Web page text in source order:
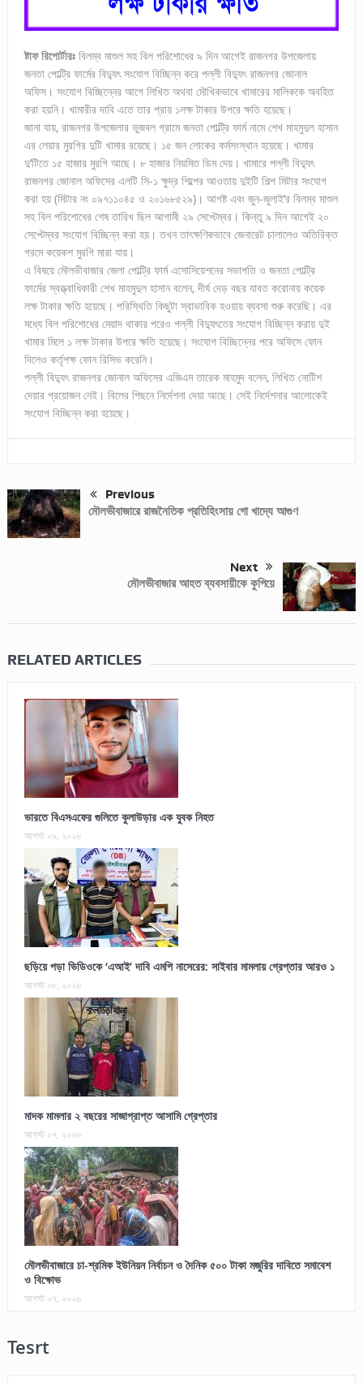
ষ্টাফ রিপোর্টারঃবিলম্ব মাশুল সহ বিল পরিশোধের ৯ দিন আগেই রাজনগর উপজেলায়
জনতা পোল্ট্রি ফার্মের বিদ্যুৎ সংযোগ বিচ্ছিন্ন করে পল্লী বিদ্যুৎ রাজনগর জোনাল
অফিস। সংযোগ বিচ্ছিন্নের আগে লিখিত অথবা মৌখিকভাবে খামারের মালিককে অবহিত
করা হয়নি। খামারীর দাবি এতে তার প্রায় ১লক্ষ টাকার উপরে ক্ষতি হয়েছে।
জানা যায়, রাজনগর উপজেলার ভুজবল গ্রামে জনতা পোল্ট্রি ফার্ম নামে শেখ মাহমুদুল হাসান
এর লেয়ার মুরগির দুটি খামার রয়েছে। ১৫ জন লোকের কর্মসংস্থান হয়েছে। খামার
দু’টিতে ১৫ হাজার মুরগি আছে। ৮ হাজার নিয়মিত ডিম দেয়। খামারে পল্লী বিদ্যুৎ
রাজনগর জোনাল অফিসের এলটি সি-১ ক্ষুদ্র শিল্পের আওতায় দুইটি শিল্প মিটার সংযোগ
করা হয় (মিটার নং ০৯৭১১০৪৫ ও ২০১৬৮৫২৯)। আগষ্ট এবং জুন-জুলাই’র বিলম্ব মাশুল
সহ বিল পরিশোধের শেষ তারিখ ছিল আগামী ২৯ সেপ্টেম্বর। কিন্তু ৯ দিন আগেই ২০
সেপ্টেম্বর সংযোগ বিচ্ছিন্ন করা হয়। তখন তাৎক্ষণিকভাবে জেনারেট চালালেও অতিরিক্ত
গরমে কয়েকশ মুরগি মারা যায়।
এ বিষয়ে মৌলভীবাজার জেলা পোল্ট্রি ফার্ম এসোসিয়েশনের সভাপতি ও জনতা পোল্ট্রি
ফার্মের স্বত্ত্বাধিকারী শেখ মাহমুদুল হাসান বলেন, দীর্ঘ দেড় বছর যাবত করোনায় কয়েক
লক্ষ টাকার ক্ষতি হয়েছে। পরিস্থিতি কিছুটা স্বাভাবিক হওয়ায় ব্যবসা শুরু করেছি। এর
মধ্যে বিল পরিশোধের মেয়াদ থাকার পরেও পল্লী বিদ্যুৎতের সংযোগ বিচ্ছিন্ন করায় দুই
খামার মিলে ১ লক্ষ টাকার উপরে ক্ষতি হয়েছে। সংযোগ বিচ্ছিন্নের পরে অফিসে ফোন
দিলেও কর্তৃপক্ষ ফোন রিসিভ করেনি।
পল্লী বিদ্যুৎ রাজনগর জোনাল অফিসের এজিএম তারেক মাহমুদ বলেন, লিখিত নোটিশ
দেয়ার প্রয়োজন নেই। বিলের পিছনে নির্দেশনা দেয়া আছে। সেই নির্দেশনার আলোকেই
সংযোগ বিচ্ছিন্ন করা হয়েছে।
Previous
মৌলভীবাজারে রাজনৈতিক প্রতিহিংসায় গো খাদ্যে আগুণ
Next
মৌলভীবাজার আহত ব্যবসায়ীকে কুপিয়ে
RELATED ARTICLES
ভারতে বিএসএফের গুলিতে কুলাউড়ার এক যুবক নিহত
আগস্ট ০৯, ২০২৬
ছড়িয়ে পড়া ভিডিওকে ‘এআই’ দাবি এমপি নাসেরের: সাইবার মামলায় গ্রেপ্তার আরও ১
আগস্ট ০৮, ২০২৬
মাদক মামলার ২ বছরের সাজাপ্রাপ্ত আসামি গ্রেপ্তার
আগস্ট ০৭, ২০২৬
মৌলভীবাজারে চা-শ্রমিক ইউনিয়ন নির্বাচন ও দৈনিক ৫০০ টাকা মজুরির দাবিতে সমাবেশ
ও বিক্ষোভ
আগস্ট ০৭, ২০২৬
Tesrt